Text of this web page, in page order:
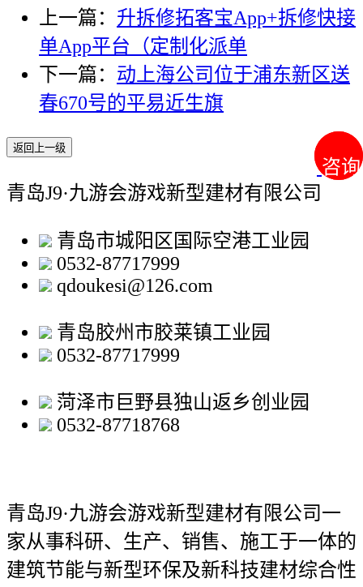
咨询
咨询
上一篇： 升拆修拓客宝App+拆修快接
单App平台（定制化派单
下一篇： 动上海公司位于浦东新区送
春670号的平易近生旗
返回上一级
青岛J9·九游会游戏新型建材有限公司
青岛市城阳区国际空港工业园
0532-87717999
qdoukesi@126.com
青岛胶州市胶莱镇工业园
0532-87717999
菏泽市巨野县独山返乡创业园
0532-87718768
青岛J9·九游会游戏新型建材有限公司一
家从事科研、生产、销售、施工于一体的
建筑节能与新型环保及新科技建材综合性